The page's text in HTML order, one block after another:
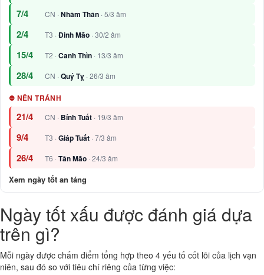
7/4 CN · Nhâm Thân · 5/3 âm
2/4 T3 · Đinh Mão · 30/2 âm
15/4 T2 · Canh Thìn · 13/3 âm
28/4 CN · Quý Tỵ · 26/3 âm
⛔ NÊN TRÁNH
21/4 CN · Bính Tuất · 19/3 âm
9/4 T3 ·Giáp Tuất · 7/3 âm
26/4 T6 ·Tân Mão · 24/3 âm
Xem ngày tốt an táng
Ngày tốt xấu được đánh giá dựa
trên gì?
Mỗi ngày được chấm điểm tổng hợp theo 4 yếu tố cốt lõi của lịch vạn
niên, sau đó so với tiêu chí riêng của từng việc: